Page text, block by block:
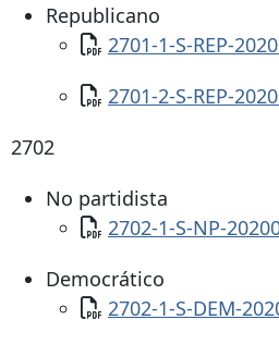
Republicano
Documento
2701-1-S-REP-
Documento
2701-2-S-REP-
2702
No partidista
Documento
2702-1-S-NP-
Democrático
Documento
2702-1-S-DEM-